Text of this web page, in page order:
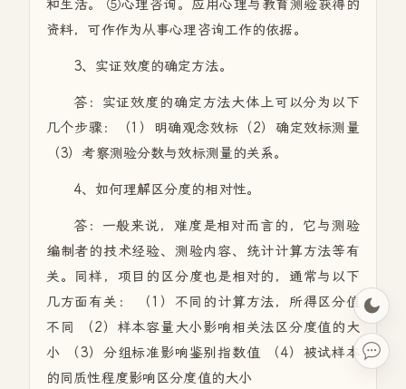
和生活。 ⑤心理咨询。应用心理与教育测验获得的
资料，可作作为从事心理咨询工作的依据。
3、实证效度的确定方法。
答：实证效度的确定方法大体上可以分为以下
几个步骤：（1）明确观念效标（2）确定效标测量
（3）考察测验分数与效标测量的关系。
4、如何理解区分度的相对性。
答：一般来说，难度是相对而言的，它与测验
编制者的技术经验、测验内容、统计计算方法等有
关。同样，项目的区分度也是相对的，通常与以下
几方面有关： （1）不同的计算方法，所得区分值
不同 （2）样本容量大小影响相关法区分度值的大
小 （3）分组标准影响鉴别指数值 （4）被试样本
的同质性程度影响区分度值的大小